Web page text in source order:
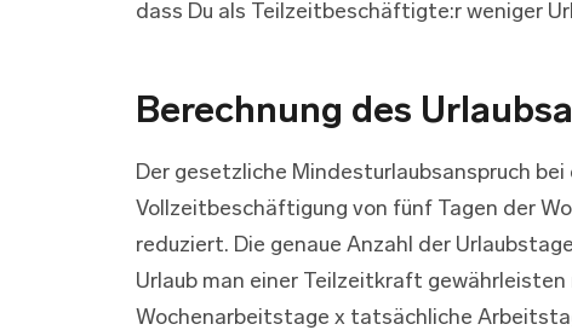
dass Du als Teilzeitbeschäftigte:r weniger
Berechnung des
Der gesetzliche Mindesturlaubsanspruch
Vollzeitbeschäftigung von fünf Tagen der
reduziert. Die genaue Anzahl der
Urlaub man einer Teilzeitkraft
Wochenarbeitstage x tatsächliche